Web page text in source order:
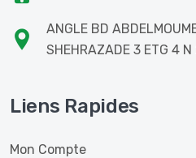
ANGLE BD
SHEHRAZADE 3 ETG 4
Liens Rapides
Mon Compte